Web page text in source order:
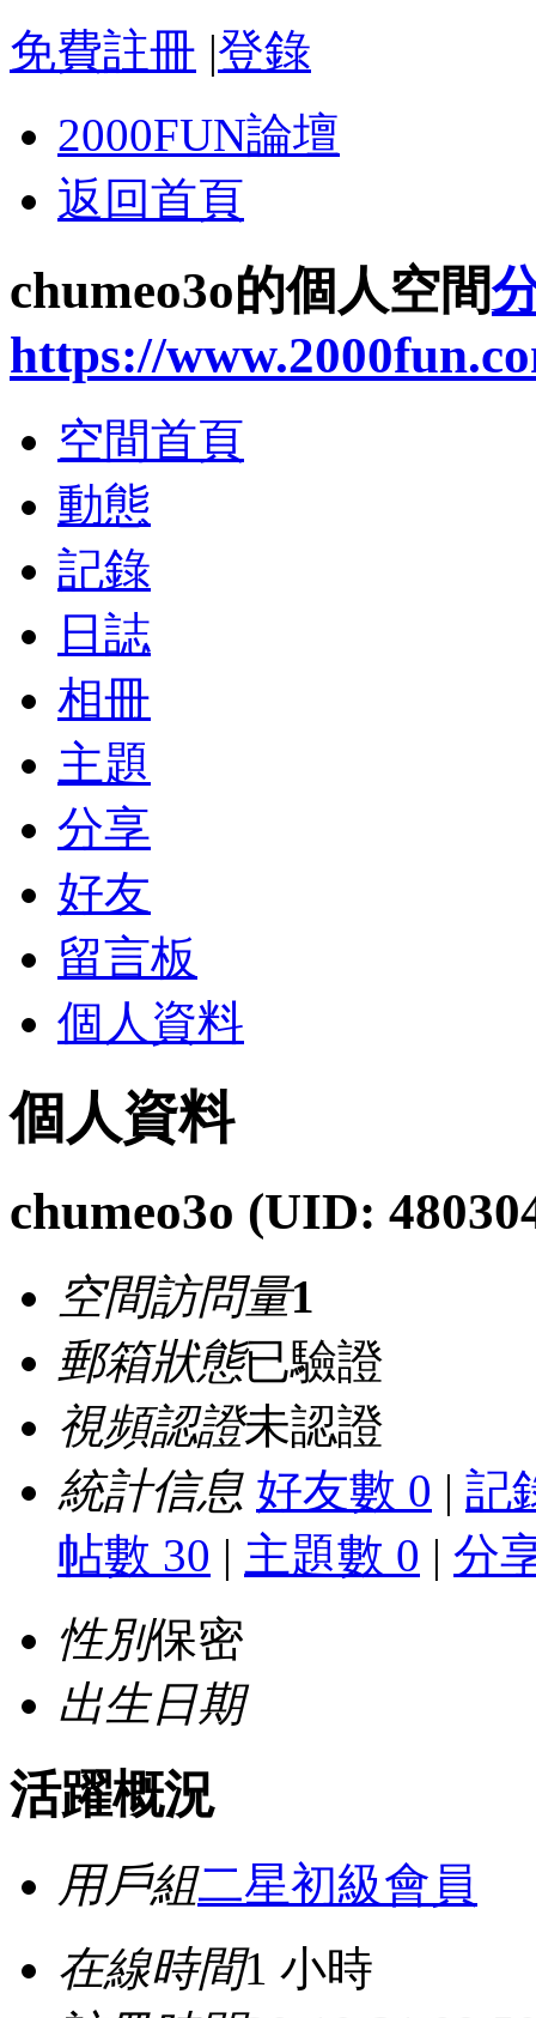
免費註冊 |登錄
2000FUN論壇
返回首頁
chumeo3o的個人空間
https://
空間首頁
動態
記錄
日誌
相冊
主題
分享
好友
留言板
個人資料
個人資料
chumeo3o (UID:
空間訪問量1
郵箱狀態已驗證
視頻認證未認證
統計信息 好友數 0 | 記
帖數 30 | 主題數 0 | 分
性別保密
出生日期
活躍概況
用戶組二星初級會員
在線時間1 小時